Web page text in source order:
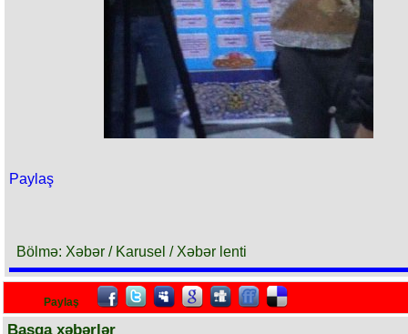
Paylaş
Bölmə: Xəbər / Karusel / Xəbər lenti
Paylaş
Başqa xəbərlər